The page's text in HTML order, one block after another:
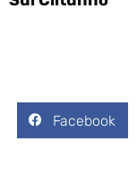
Facebook